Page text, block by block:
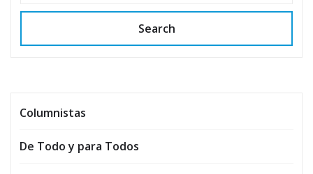
Search
Columnistas
De Todo y para Todos